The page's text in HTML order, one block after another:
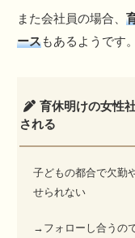
また会社員の場合、
ースもあるようです。
育休明けの女性
される
子どもの都合で欠勤
せられない
→フォローし合うの